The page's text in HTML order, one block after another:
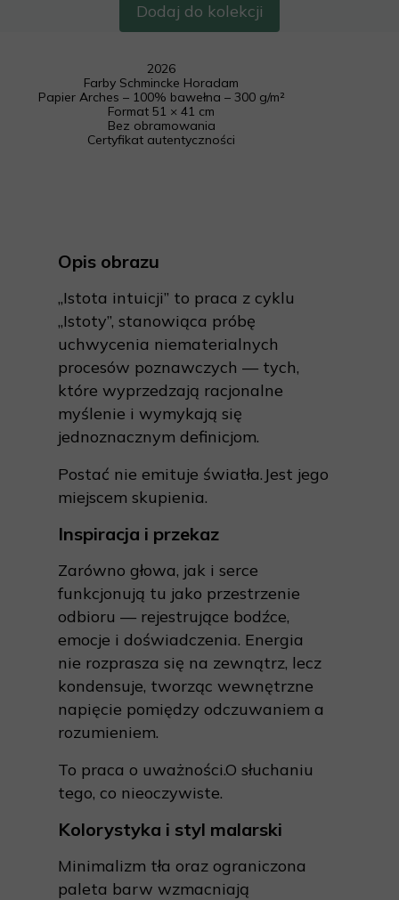
Dodaj do kolekcji
2026
Farby Schmincke Horadam
Papier Arches – 100% bawełna – 300 g/m²
Format 51 × 41 cm
Bez obramowania
Certyfikat autentyczności
Opis obrazu
„Istota intuicji” to praca z cyklu
„Istoty”, stanowiąca próbę
uchwycenia niematerialnych
procesów poznawczych — tych,
które wyprzedzają racjonalne
myślenie i wymykają się
jednoznacznym definicjom.
Postać nie emituje światła.Jest jego
miejscem skupienia.
Inspiracja i przekaz
Zarówno głowa, jak i serce
funkcjonują tu jako przestrzenie
odbioru — rejestrujące bodźce,
emocje i doświadczenia. Energia
nie rozprasza się na zewnątrz, lecz
kondensuje, tworząc wewnętrzne
napięcie pomiędzy odczuwaniem a
rozumieniem.
To praca o uważności.O słuchaniu
tego, co nieoczywiste.
Kolorystyka i styl malarski
Minimalizm tła oraz ograniczona
paleta barw wzmacniają